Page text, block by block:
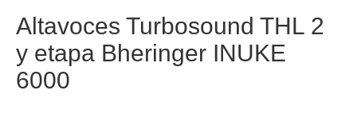
Altavoces Turbosound THL 2
y etapa Bheringer INUKE
6000